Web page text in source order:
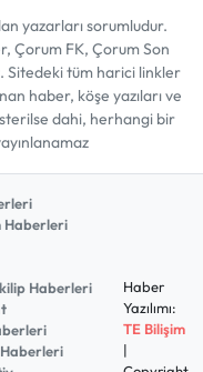
yazarları sorumludur.
Çorum FK, Çorum Son
Sitedeki tüm harici linkler
haber, köşe yazıları ve
dahi, herhangi bir
Haberleri
Haberleri
Haber
Yazılımı:
TE Bilişim
|